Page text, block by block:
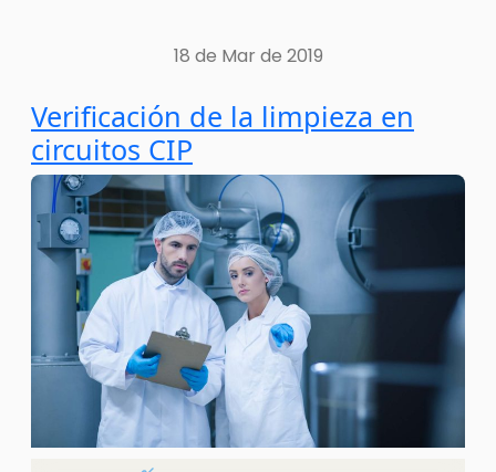
18 de Mar de 2019
Verificación de la limpieza en
circuitos CIP